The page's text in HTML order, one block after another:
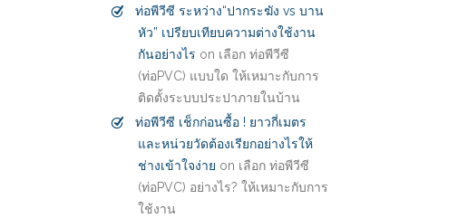
ท่อพีวีซี ระหว่าง“ปากระฆัง vs บาน
หัว” เปรียบเทียบความต่างใช้งาน
กันอย่างไร on เลือก ท่อพีวีซี
(ท่อPVC) แบบใด ให้เหมาะกับการ
ติดตั้งระบบประปาภายในบ้าน
ท่อพีวีซี เช็กก่อนซื้อ ! ยาวกี่เมตร
และหน่วยวัดต้องเรียกอย่างไรให้
ช่างเข้าใจง่าย on เลือก ท่อพีวีซี
(ท่อPVC) อย่างไร? ให้เหมาะกับการ
ใช้งาน